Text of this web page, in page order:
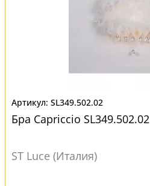
SL349.502.02
Бра Capriccio SL349.502.02
ST Luce (Италия)